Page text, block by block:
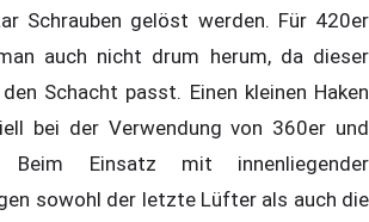
Schrauben gelöst werden. Für 420er
auch nicht drum herum, da dieser
Schacht passt. Einen kleinen Haken
bei der Verwendung von 360er und
Beim Einsatz mit innenliegender
sowohl der letzte Lüfter als auch die